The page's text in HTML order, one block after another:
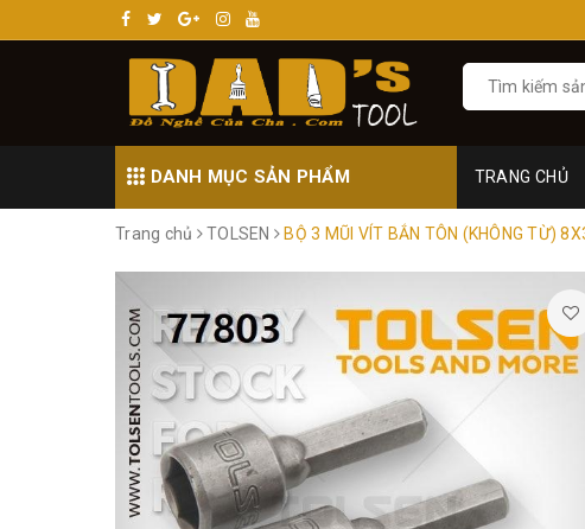
DANH MỤC SẢN PHẨM TRANG CHỦ
Trang chủ TOLSEN BỘ 3 MŨI VÍT BẮN TÔN (KHÔNG TỪ)